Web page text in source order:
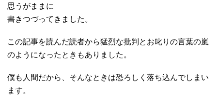
思うがままに
書きつづってきました。
この記事を読んだ読者から猛烈な批判とお叱りの言葉の嵐
のようになったときもありました。
僕も人間だから、そんなときは恐ろしく落ち込んでしまい
ます。